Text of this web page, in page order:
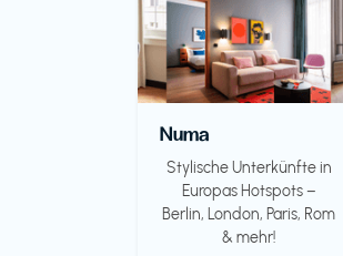
Numa
Stylische Unterkünfte in
Europas Hotspots –
Berlin, London, Paris, Rom
& mehr!